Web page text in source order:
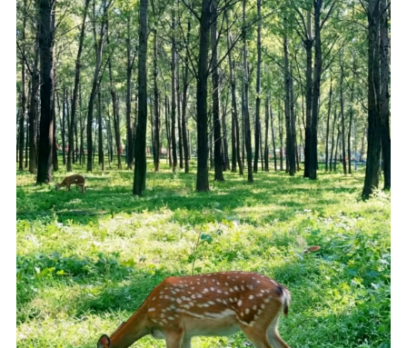
送上免票福利
2026应届高考生携准考证+身份证
即可免门票入园
即日起至8月31日有效
快趁这个机会
来这里感受自然野趣吧
地点：北京野鸭湖国家湿地公园
Part 04
汉石桥湿地公园